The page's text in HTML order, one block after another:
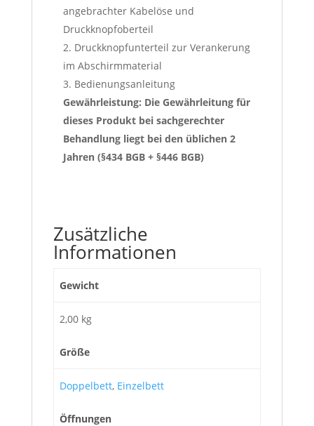
angebrachter Kabelöse und
Druckknopfoberteil
2. Druckknopfunterteil zur Verankerung
im Abschirmmaterial
3. Bedienungsanleitung
Gewährleistung: Die Gewährleitung für
dieses Produkt bei sachgerechter
Behandlung liegt bei den üblichen 2
Jahren (§434 BGB + §446 BGB)
Zusätzliche
Informationen
Gewicht
2,00 kg
Größe
Doppelbett, Einzelbett
Öffnungen